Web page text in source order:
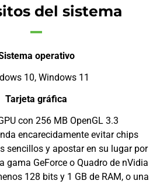
del sistema
operativo
10, Windows 11
Tarjeta gráfica
con 256 MB OpenGL 3.3
encarecidamente evitar chips
sencillos y apostar en su lugar por
gama GeForce o Quadro de nVidia
128 bits y 1 GB de RAM, o una